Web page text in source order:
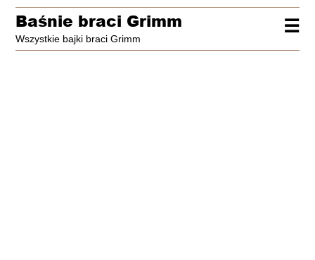
☰
Baśnie braci Grimm
Wszystkie bajki braci Grimm